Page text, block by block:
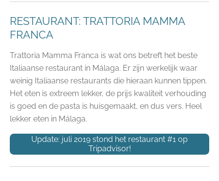
RESTAURANT: TRATTORIA MAMMA
FRANCA
Trattoria Mamma Franca is wat ons betreft het beste
Italiaanse restaurant in Málaga. Er zijn werkelijk waar
weinig Italiaanse restaurants die hieraan kunnen tippen.
Het eten is extreem lekker, de prijs kwaliteit verhouding
is goed en de pasta is huisgemaakt, en dus vers. Heel
lekker eten in Málaga.
Update: juli 2019 stond het restaurant #1 op
Tripadvisor!